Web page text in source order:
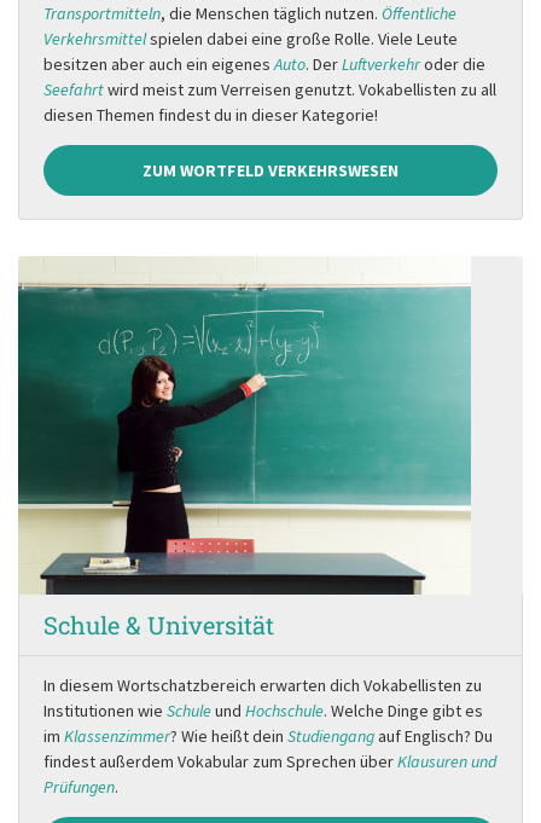
Transportmitteln, die Menschen täglich nutzen. Öffentliche
Verkehrsmittelspielen dabei eine große Rolle. Viele Leute
besitzen aber auch ein eigenesAuto. DerLuftverkehroder die
Seefahrtwird meist zum Verreisen genutzt. Vokabellisten zu all
diesen Themen findest du in dieser Kategorie!
ZUM WORTFELD VERKEHRSWESEN
Schule & Universität
In diesem Wortschatzbereich erwarten dich Vokabellisten zu
Institutionen wie Schuleund Hochschule. Welche Dinge gibt es
im Klassenzimmer? Wie heißt dein Studiengang auf Englisch? Du
findest außerdem Vokabular zum Sprechen überKlausuren und
Prüfungen.